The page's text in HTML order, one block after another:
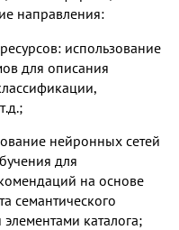
направления:
использование
для описания
нейронных сетей
для
на основе
семантического
каталога;